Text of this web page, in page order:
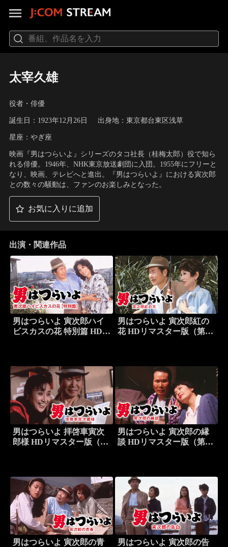
太宰久雄
役者・俳優
誕生日：1923年12月26日 出身地：東京都台東区浅草
星座：やぎ座
映画『男はつらいよ』シリーズのタコ社長（桂梅太郎）役で知ら
れる俳優。1946年、NHK東京放送劇団に入団。1955年にフリーと
なり、映画、テレビへと進出。『男はつらいよ』における寅次郎
との数々の騒動は、ファンのお楽しみとなった。
お気に入りに追加
出演・関連作品
男はつらいよ 寅次郎ハイ
ビスカスの花 特別篇 HDリ
男はつらいよ 寅次郎紅の
花 HDリマスター版（第48
男はつらいよ 拝啓車寅次
郎様 HDリマスター版（第
男はつらいよ 寅次郎の縁
談 HDリマスター版（第46
男はつらいよ 寅次郎の青
男はつらいよ 寅次郎の告